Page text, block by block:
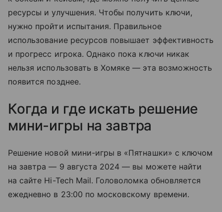
ресурсы и улучшения. Чтобы получить ключи,
нужно пройти испытания. Правильное
использование ресурсов повышает эффективность
и прогресс игрока. Однако пока ключи никак
нельзя использовать в Хомяке — эта возможность
появится позднее.
Когда и где искать решение
мини-игры на завтра
Решение новой мини-игры в «Пятнашки» с ключом
на завтра — 9 августа 2024 — вы можете найти
на сайте Hi-Tech Mail. Головоломка обновляется
ежедневно в 23:00 по московскому времени.